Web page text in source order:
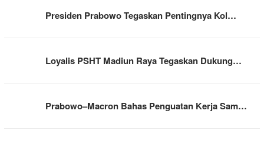
Presiden Prabowo Tegaskan Pentingnya Kol…
Loyalis PSHT Madiun Raya Tegaskan Dukung…
Prabowo–Macron Bahas Penguatan Kerja Sam…